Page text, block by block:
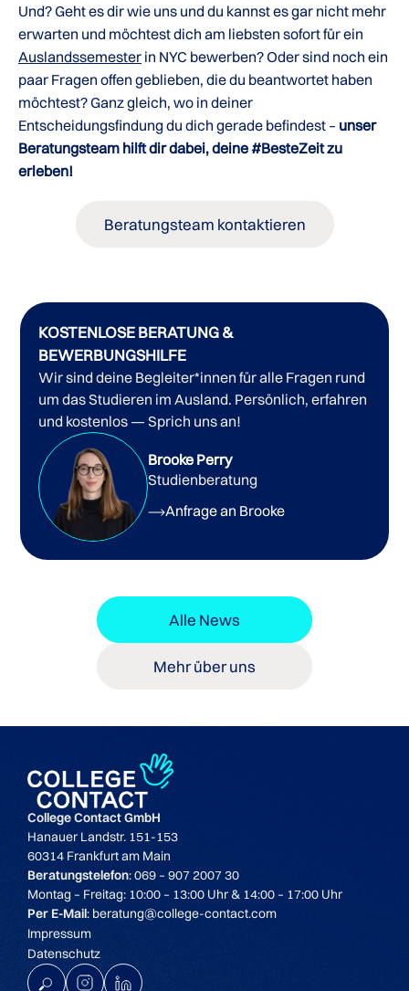
Und? Geht es dir wie uns und du kannst es gar nicht mehr
erwarten und möchtest dich am liebsten sofort für ein
Auslandssemester in NYC bewerben? Oder sind noch ein
paar Fragen offen geblieben, die du beantwortet haben
möchtest? Ganz gleich, wo in deiner
Entscheidungsfindung du dich gerade befindest – unser
Beratungsteam hilft dir dabei, deine #BesteZeit zu
erleben!
Beratungsteam kontaktieren
KOSTENLOSE BERATUNG &
BEWERBUNGSHILFE
Wir sind deine Begleiter*innen für alle Fragen rund
um das Studieren im Ausland. Persönlich, erfahren
und kostenlos — Sprich uns an!
Brooke Perry
Studienberatung
Anfrage an Brooke
Alle News
Mehr über uns
College Contact GmbH
Hanauer Landstr. 151-153
60314 Frankfurt am Main
Beratungstelefon: 069 – 907 2007 30
Montag – Freitag: 10:00 – 13:00 Uhr & 14:00 – 17:00 Uhr
Per E-Mail: beratung@college-contact.com
Impressum
Datenschutz